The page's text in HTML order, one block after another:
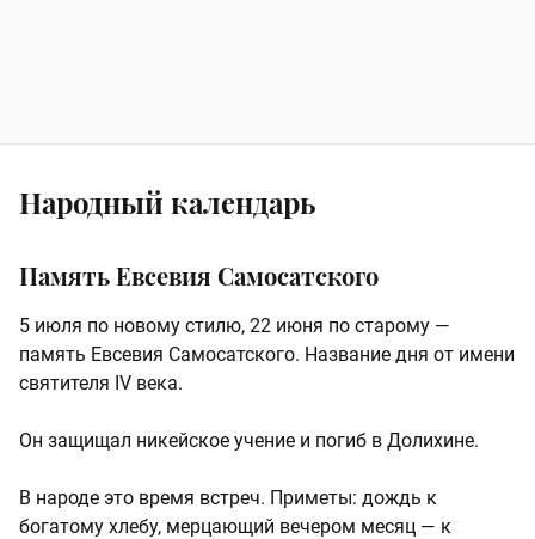
Народный календарь
Память Евсевия Самосатского
5 июля по новому стилю, 22 июня по старому —
память Евсевия Самосатского. Название дня от имени
святителя IV века.
Он защищал никейское учение и погиб в Долихине.
В народе это время встреч. Приметы: дождь к
богатому хлебу, мерцающий вечером месяц — к